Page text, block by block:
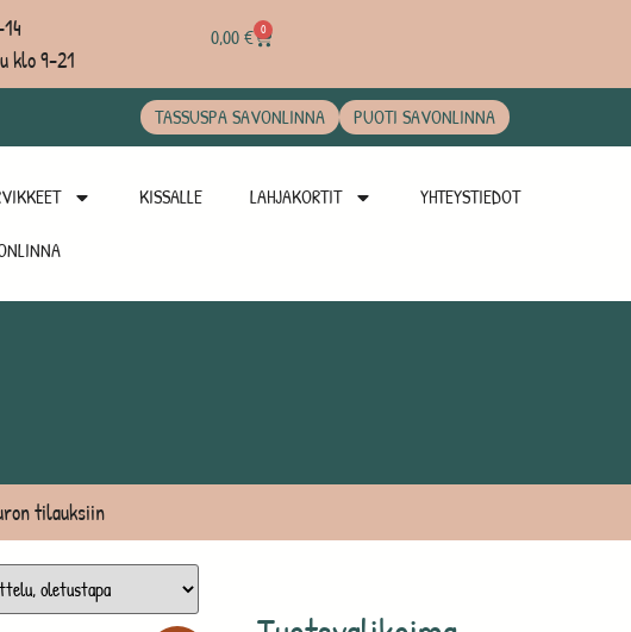
klo 9-21
0,00€ 0
TASSUSPA SAVONLINNA PUOTI SAVONLINNA
KISSALLE LAHJAKORTIT YHTEYSTIEDOT
tilauksiin